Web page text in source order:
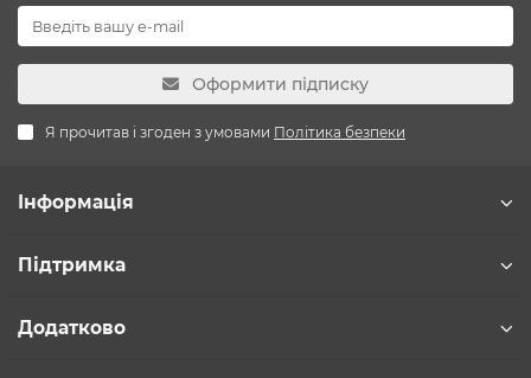
Оформити підписку
Я прочитав і згоден з умовами Політика безпеки
Інформація
Підтримка
Додатково